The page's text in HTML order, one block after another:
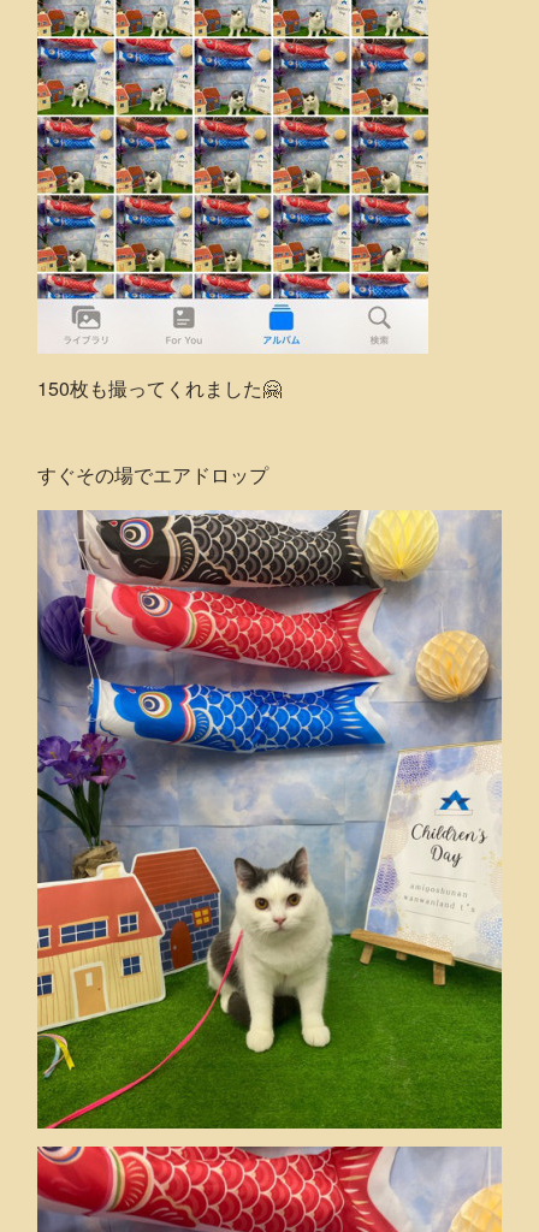
150枚も撮ってくれました🤗
すぐその場でエアドロップ